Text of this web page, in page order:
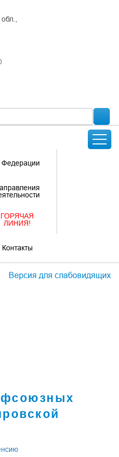
ГОРЯЧАЯ
ЛИНИЯ!
Контакты
Версия для слабовидящих